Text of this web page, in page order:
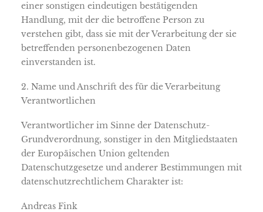
einer sonstigen eindeutigen bestätigenden
Handlung, mit der die betroffene Person zu
verstehen gibt, dass sie mit der Verarbeitung der sie
betreffenden personenbezogenen Daten
einverstanden ist.
2. Name und Anschrift des für die Verarbeitung
Verantwortlichen
Verantwortlicher im Sinne der Datenschutz-
Grundverordnung, sonstiger in den Mitgliedstaaten
der Europäischen Union geltenden
Datenschutzgesetze und anderer Bestimmungen mit
datenschutzrechtlichem Charakter ist:
Andreas Fink